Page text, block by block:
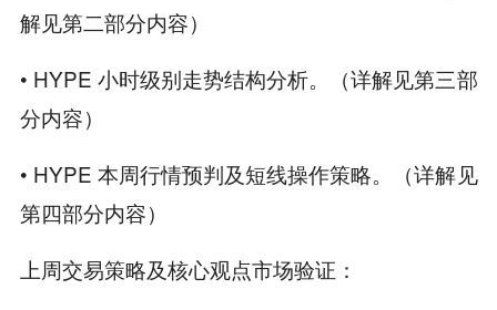
解见第二部分内容）
• HYPE 小时级别走势结构分析。（详解见第三部
分内容）
• HYPE 本周行情预判及短线操作策略。（详解见
第四部分内容）
上周交易策略及核心观点市场验证：